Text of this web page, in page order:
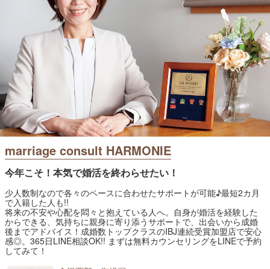
marriage consult HARMONIE
今年こそ！本気で婚活を終わらせたい！
少人数制なので各々のペースに合わせたサポートが可能♪最短2カ月
で入籍した人も!!
将来の不安や心配を悶々と抱えている人へ。自身が婚活を経験した
からできる、気持ちに親身に寄り添うサポートで、出会いから成婚
後までアドバイス！成婚数トップクラスのIBJ連続受賞加盟店で安心
感◎。365日LINE相談OK!! まずは無料カウンセリングをLINEで予約
してみて！